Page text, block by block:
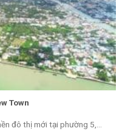
Town
đô thị mới tại phường 5,...